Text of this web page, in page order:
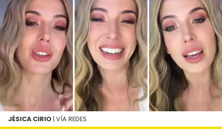
JÉSICA CIRIO | VÍA REDES